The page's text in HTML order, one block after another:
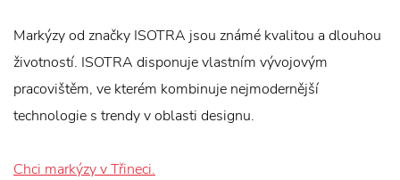
Markýzy od značky ISOTRA jsou známé kvalitou a dlouhou
životností. ISOTRA disponuje vlastním vývojovým
pracovištěm, ve kterém kombinuje nejmodernější
technologie s trendy v oblasti designu.
Chci markýzy v Třineci.